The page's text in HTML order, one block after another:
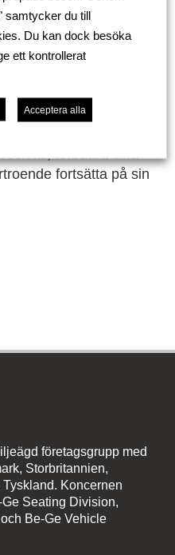
att bidra till detta
inte bara genom
de priser som
priser delades ut till
sömnad och
förbättra sina
fortsätta på sin
företagsgrupp med
Storbritannien,
Koncernen
Seating Division,
Be-Ge Vehicle
samtycker du till
Du kan dock besöka
ett kontrollerat
Acceptera alla